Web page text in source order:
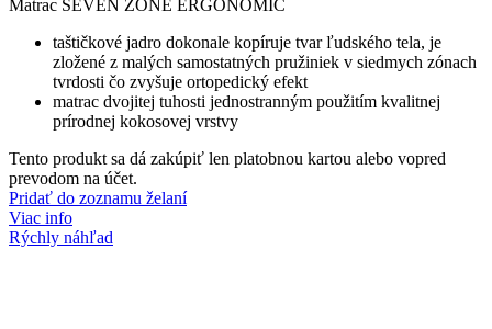
Matrac SEVEN ZONE ERGONOMIC
taštičkové jadro dokonale kopíruje tvar ľudského tela, je
zložené z malých samostatných pružiniek v siedmych zónach
tvrdosti čo zvyšuje ortopedický efekt
matrac dvojitej tuhosti jednostranným použitím kvalitnej
prírodnej kokosovej vrstvy
Tento produkt sa dá zakúpiť len platobnou kartou alebo vopred
prevodom na účet.
Pridať do zoznamu želaní
Viac info
Rýchly náhľad